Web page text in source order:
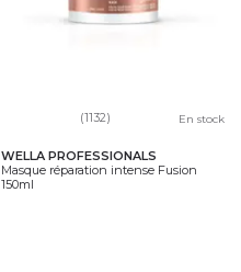
(1132) En stock
WELLA PROFESSIONALS
Masque réparation intense Fusion
150ml